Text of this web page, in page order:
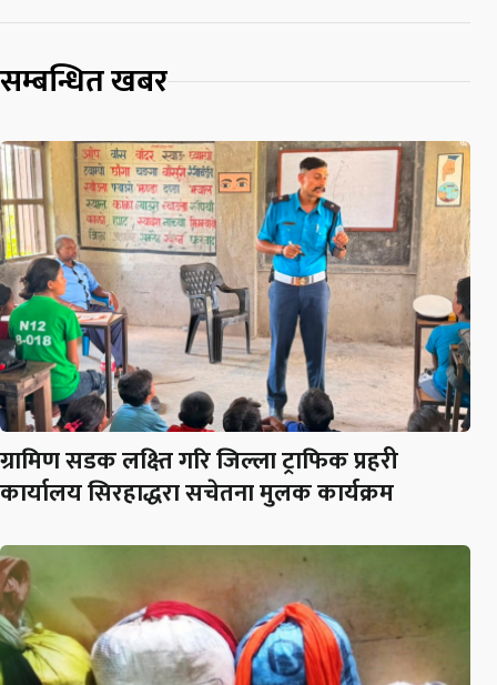
सम्बन्धित खबर
ग्रामिण सडक लक्ष्ति गरि जिल्ला ट्राफिक प्रहरी
कार्यालय सिरहाद्धरा सचेतना मुलक कार्यक्रम